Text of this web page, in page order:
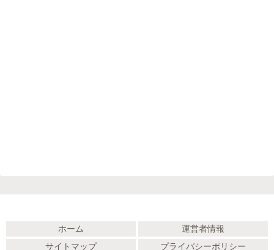
ホーム
運営者情報
サイトマップ
プライバシーポリシー